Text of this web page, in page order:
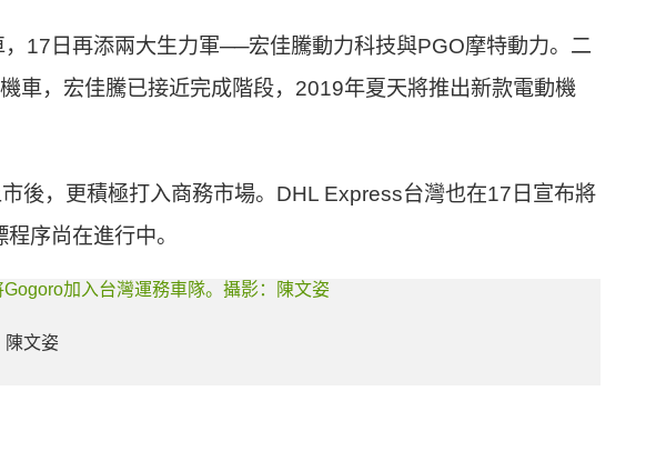
17日再添兩大生力軍──宏佳騰動力科技與PGO摩特動力。二
車，宏佳騰已接近完成階段，2019年夏天將推出新款電動機
後，更積極打入商務市場。DHL Express台灣也在17日宣布將
序尚在進行中。
陳文姿